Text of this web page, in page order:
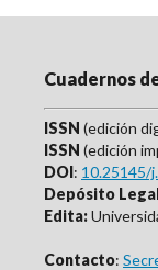
Cuadernos
ISSN (edición
ISSN (edición
DOI: 10.25145/
Depósito
Edita:
Contacto: